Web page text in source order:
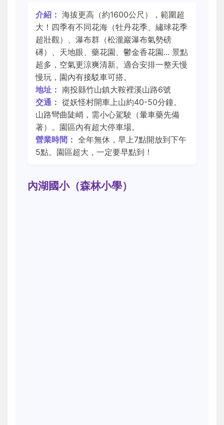
介紹： 海拔更高（約1600公尺），範圍超
大！四季有不同花海（牡丹花季、繡球花季
超壯觀）、瀑布群（松瀧巖瀑布氣勢磅
礡）、天地眼、藥花園、鬱金香花園... 景點
超多，空氣更涼爽清新。適合安排一整天慢
慢玩，園內有接駁車可搭。
地址： 南投縣竹山鎮大鞍裡溪山路6號
交通： 從妖怪村開車上山約40-50分鐘。
山路彎曲陡峭，需小心駕駛（暈車藥先備
著）。園區內有超大停車場。
營業時間： 全年無休，早上7點開放到下午
5點。園區超大，一定要早點到！
內湖國小（森林小學）